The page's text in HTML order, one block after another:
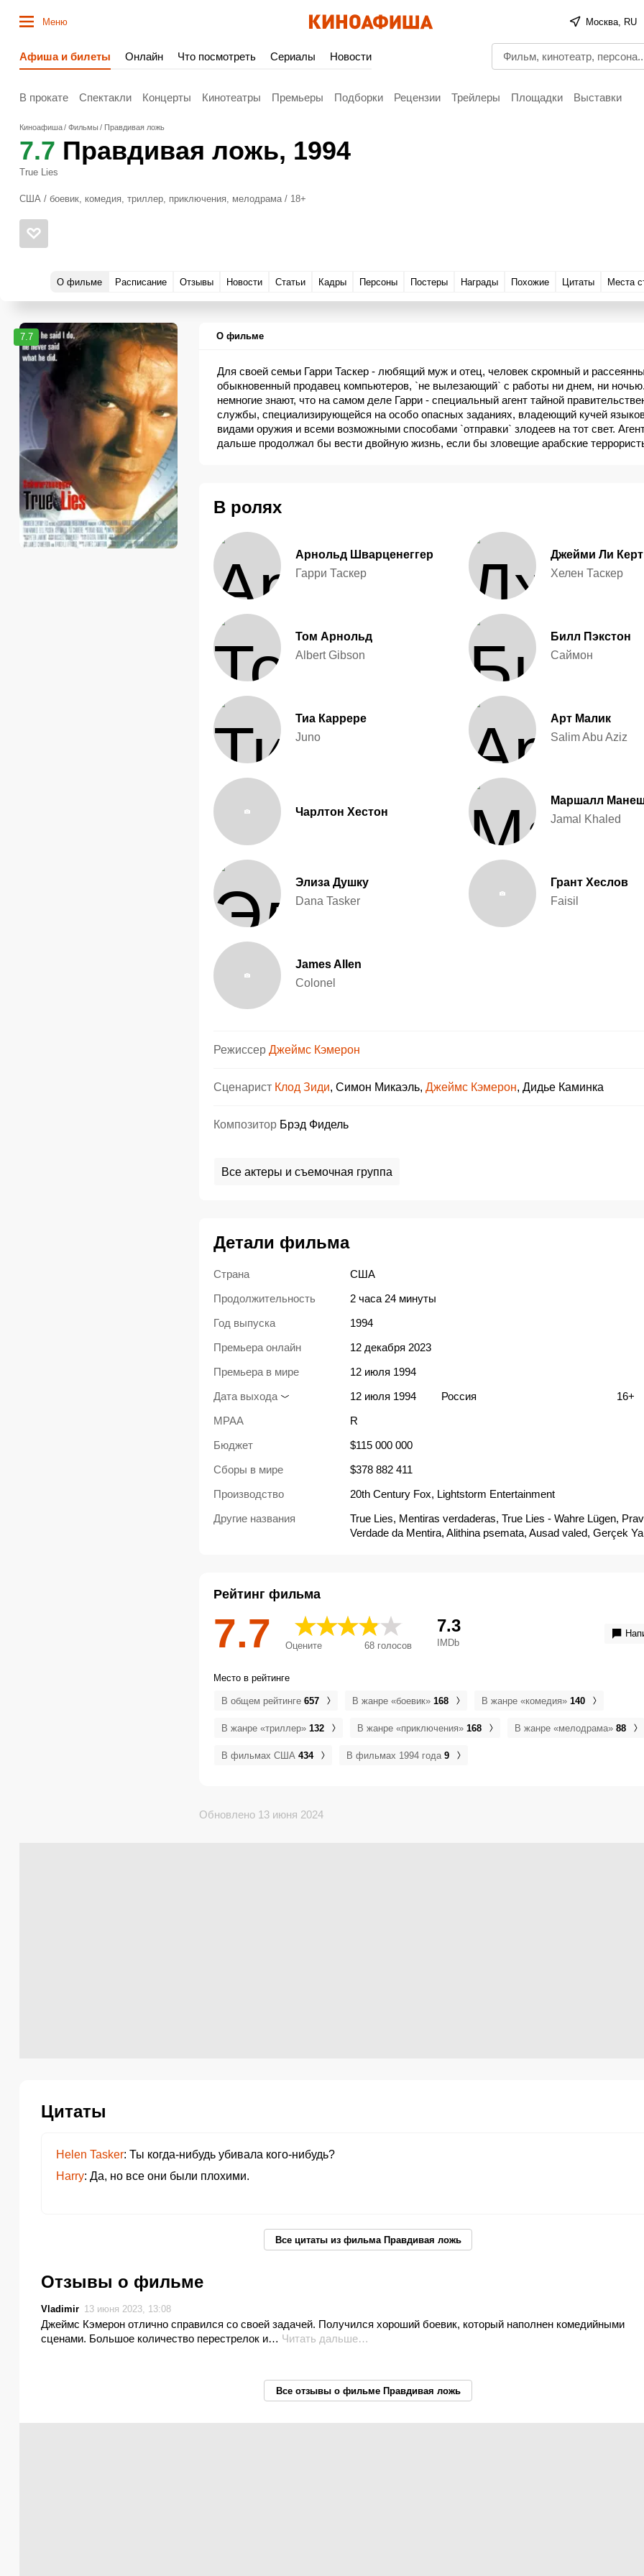
Меню Москва, RU
Афиша и билеты Онлайн Что посмотреть Сериалы Новости
В прокате Спектакли Концерты Кинотеатры Премьеры Подборки Рецензии Трейлеры Площадки Выставки
Киноафиша Фильмы Правдивая ложь
7.7 Правдивая ложь, 1994
True Lies
США / боевик, комедия, триллер, приключения, мелодрама / 18+
О фильме Расписание Отзывы Новости Статьи Кадры Персоны Постеры Награды Похожие Цитаты Места
7.7 О фильме
Для своей семьи Гарри Таскер - любящий муж и отец, человек скромный и
обыкновенный продавец компьютеров, `не вылезающий` с работы ни днем, ни
немногие знают, что на самом деле Гарри - специальный агент тайной
службы, специализирующейся на особо опасных заданиях, владеющий кучей
видами оружия и всеми возможными способами `отправки` злодеев на тот свет.
дальше продолжал бы вести двойную жизнь, если бы зловещие арабские
мускулистый Рембо выглядит ребенком...
В ролях
Арнольд Шварценеггер
Гарри Таскер
Джейми Ли
Хелен Таскер
Том Арнольд
Albert Gibson
Билл Пэкстон
Саймон
Тиа Каррере
Juno
Арт Малик
Salim Abu Aziz
Чарлтон Хестон
Маршалл
Jamal Khaled
Элиза Душку
Dana Tasker
Грант Хеслов
Faisil
James Allen
Colonel
Режиссер Джеймс Кэмерон
Сценарист Клод Зиди, Симон Микаэль, Джеймс Кэмерон, Дидье Каминка
Композитор Брэд Фидель
Все актеры и съемочная группа
Детали фильма
Страна
США
Продолжительность
2 часа 24 минуты
Год выпуска
1994
Премьера онлайн
12 декабря 2023
Премьера в мире
12 июля 1994
Дата выхода
12 июля 1994 Россия
16+
MPAA
R
Бюджет
$115 000 000
Сборы в мире
$378 882 411
Производство
20th Century Fox, Lightstorm Entertainment
Другие названия
True Lies, Mentiras verdaderas, True Lies - Wahre Lügen,
Verdade da Mentira, Alithina psemata, Ausad valed, Gerçek
Истински лъжи, Правдива брехня, Правдивая ложь, सच्चा
ライズ, 真实的谎言, 魔鬼大帝：真實謊言, True Lies Wahre
Рейтинг фильма
7.7 Оцените 68голосов
7.3
IMDb
Место в рейтинге
В общем рейтинге 657 В жанре «боевик» 168 В жанре «комедия» 140
В жанре «триллер» 132 В жанре «приключения» 168 В жанре «мелодрама» 88
В фильмах США 434 В фильмах 1994 года 9
Обновлено 13 июня 2024
Цитаты
Helen Tasker Ты когда-нибудь убивала кого-нибудь?
Harry Да, но все они были плохими.
Все цитаты из фильма Правдивая ложь
Отзывы о фильме
Vladimir 13 июня 2023, 13:08
Джеймс Кэмерон отлично справился со своей задачей. Получился хороший боевик, который наполнен комедийными
сценами. Большое количество перестрелок и… Читать дальше…
Все отзывы о фильме Правдивая ложь